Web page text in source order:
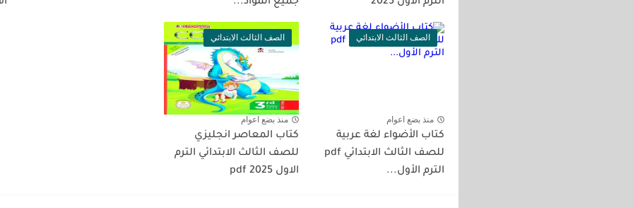
الترم الأول 2025
جميع المواد...
الصف الثالث الابتدائي
منذ بضع اعوام
كتاب الأضواء لغة عربية
للصف الثالث الابتدائي pdf
الترم الأول...
الصف الثالث الابتدائي
منذ بضع اعوام
كتاب المعاصر انجليزي
للصف الثالث الابتدائي الترم
الاول 2025 pdf